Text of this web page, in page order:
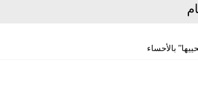
8 مساء
بالأحساء